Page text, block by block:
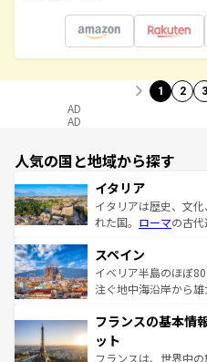
1 2 3
AD
AD
人気の国と地域から探す
イタリア
イタリアは歴史、文
れた国。 ローマの古
ろん、トスカーナの
景など、自然景観も
ピザやパスタなど、
ませてくれるイタリ
なお、新着のイタリア
しい。
スペイン
イベリア半島のほぼ
注ぐ地中海沿岸から
文化が根付くこの国
れる闘牛、そして美
る。首都マドリード
フランスの基本情
ット
フランスは、世界中